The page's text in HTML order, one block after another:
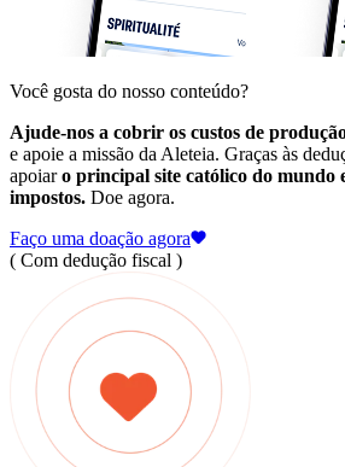
Você gosta do nosso conteúdo?
Ajude-nos a cobrir os custos de
e apoie a missão da Aleteia. Graças às
apoiaro principal site católico do mundo
impostos. Doe agora.
Faço uma doação agora
( Com dedução fiscal )